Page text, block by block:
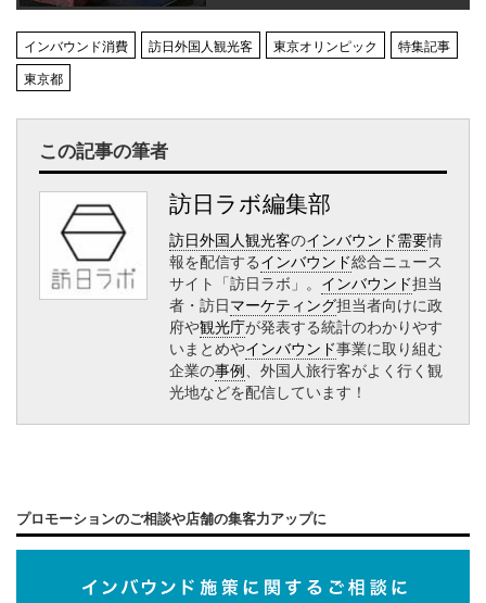
インバウンド消費 訪日外国人観光客 東京オリンピック
特集記事
東京都
この記事の筆者
訪日ラボ編集部
訪日外国人観光客のインバウンド需要情
報を配信するインバウンド総合ニュース
サイト「訪日ラボ」。 インバウンド担当
者・訪日マーケティング担当者向けに政
府や観光庁が発表する統計のわかりやす
いまとめやインバウンド事業に取り組む
企業の事例 、外国人旅行客がよく行く観
光地などを配信しています！
プロモーションのご相談や店舗の集客力アップに